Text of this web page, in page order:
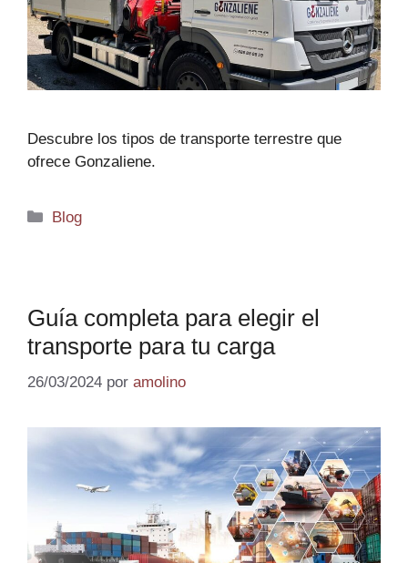
Descubre los tipos de transporte terrestre que
ofrece Gonzaliene.
Blog
Guía completa para elegir el
transporte para tu carga
26/03/2024 por amolino